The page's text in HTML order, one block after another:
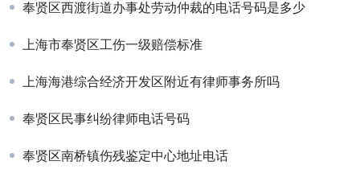
奉贤区西渡街道办事处劳动仲裁的电话号码是多少
上海市奉贤区工伤一级赔偿标准
上海海港综合经济开发区附近有律师事务所吗
奉贤区民事纠纷律师电话号码
奉贤区南桥镇伤残鉴定中心地址电话